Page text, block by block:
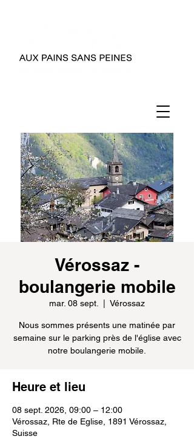
Vérossaz -
boulangerie mobile
mar. 08 sept. Vérossaz
Nous sommes présents une matinée par
semaine sur le parking près de l'église avec
notre boulangerie mobile.
Heure et lieu
08 sept. 2026, 09:00 – 12:00
Vérossaz, Rte de Eglise, 1891 Vérossaz,
Suisse